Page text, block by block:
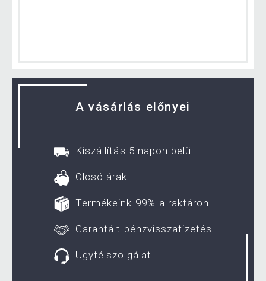
A vásárlás előnyei
Kiszállítás 5 napon belül
Olcsó árak
Termékeink 99%-a raktáron
Garantált pénzvisszafizetés
Ügyfélszolgálat